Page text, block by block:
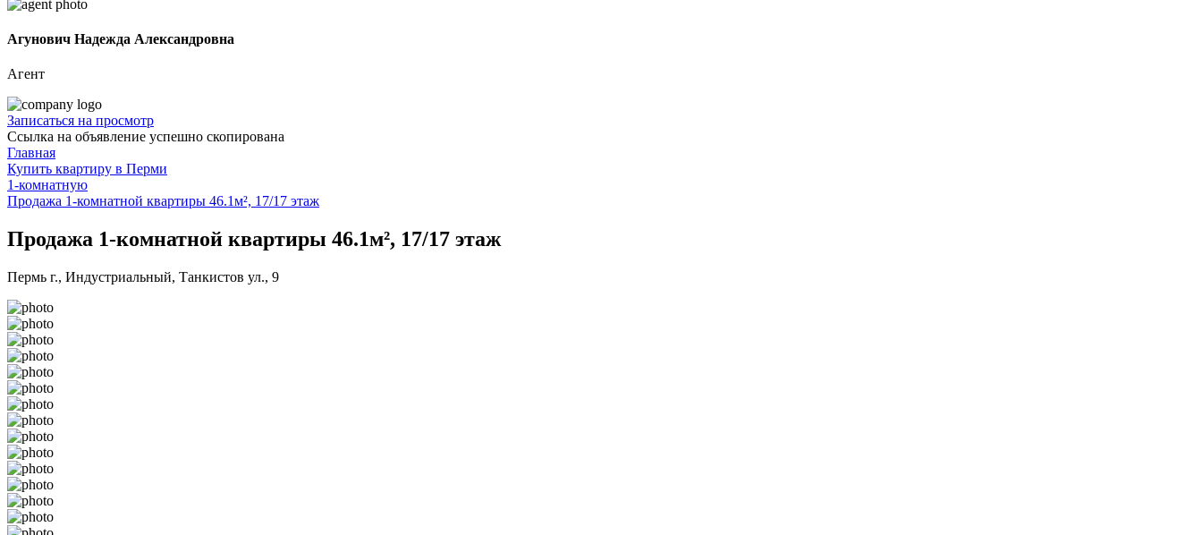
Агунович Надежда Александровна
Агент
Записаться на просмотр
Ссылка на объявление успешно скопирована
Главная
Купить квартиру в Перми
1-комнатную
Продажа 1-комнатной квартиры 46.1м², 17/17 этаж
Продажа 1-комнатной квартиры 46.1м², 17/17 этаж
Пермь г., Индустриальный, Танкистов ул., 9